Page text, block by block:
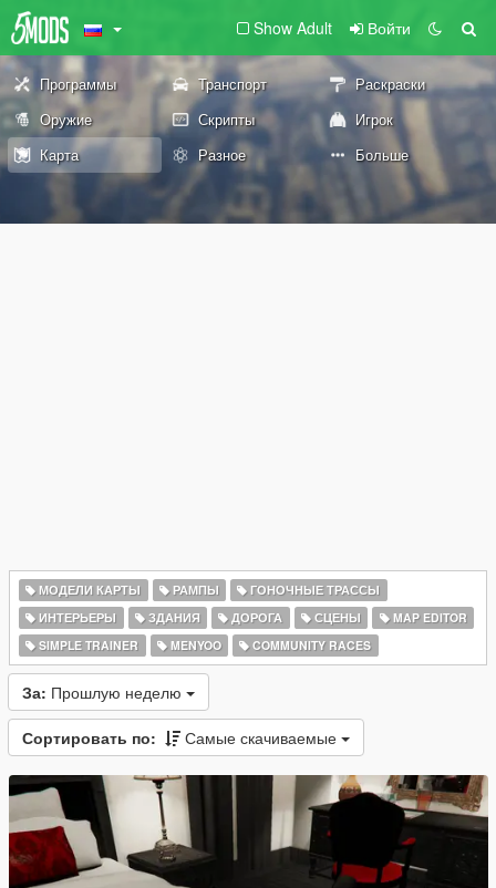
Show Adult Войти
Программы Транспорт
Раскраски
Оружие
Скрипты
Игрок
Карта
Разное Больше
МОДЕЛИ КАРТЫ РАМПЫ
ГОНОЧНЫЕ ТРАССЫ
ИНТЕРЬЕРЫ
ЗДАНИЯ ДОРОГА СЦЕНЫ
MAP EDITOR
SIMPLE TRAINER
MENYOO COMMUNITY RACES
За: Прошлую неделю
Сортировать по: Самые скачиваемые